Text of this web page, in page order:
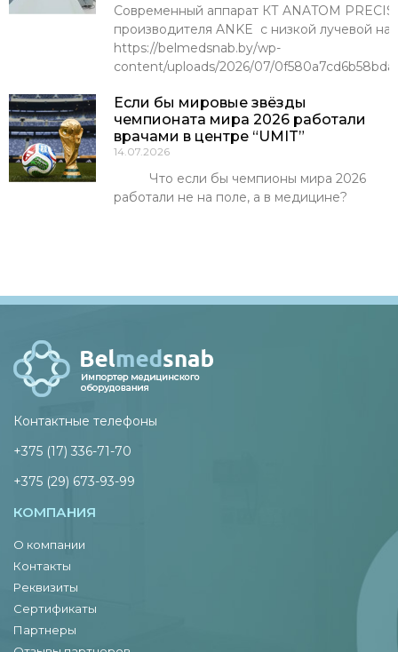
Современный аппарат КТ ANATOM
производителя ANKE с низкой лучевой
https://belmedsnab.by/wp-
content/uploads/2026/07/
Если бы мировые звёзды
чемпионата мира 2026 работали
врачами в центре “UMIT”
14.07.2026
Что если бы чемпионы мира 2026
работали не на поле, а в медицине?
Контактные телефоны
+375 (17) 336-71-70
+375 (29) 673-93-99
КОМПАНИЯ
О компании
Контакты
Реквизиты
Сертификаты
Партнеры